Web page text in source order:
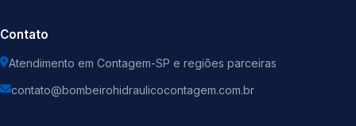
Contato
Atendimento em Contagem-SP e regiões parceiras
contato@bombeirohidraulicocontagem.com.br